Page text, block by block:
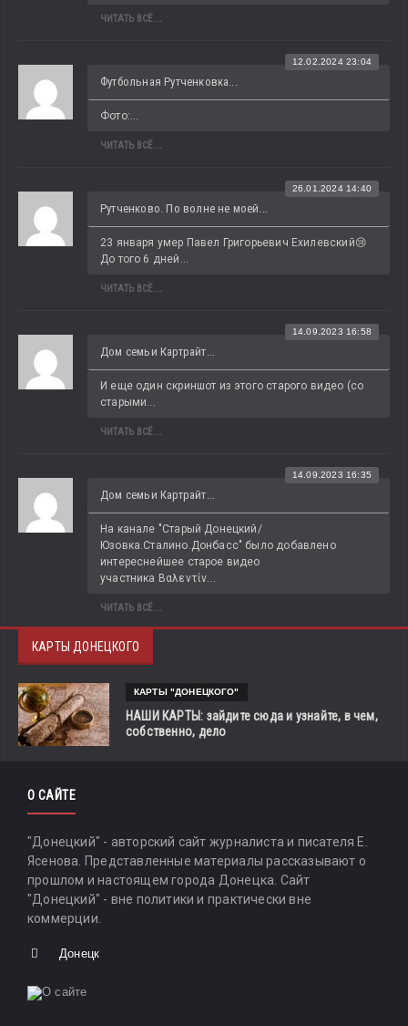
ЧИТАТЬ ВСЁ...
Футбольная Рутченковка...
12.02.2024 23:04
Фото:...
ЧИТАТЬ ВСЁ...
Рутченково. По волне не моей...
26.01.2024 14:40
23 января умер Павел Григорьевич Ехилевский😢
До того 6 дней...
ЧИТАТЬ ВСЁ...
Дом семьи Картрайт...
14.09.2023 16:58
И еще один скриншот из этого старого видео (со
старыми...
ЧИТАТЬ ВСЁ...
Дом семьи Картрайт...
14.09.2023 16:35
На канале "Старый Донецкий/
Юзовка.Сталино.Донбасс" было добавлено
интереснейшее старое видео
участника Βαλεντίν...
ЧИТАТЬ ВСЁ...
КАРТЫ ДОНЕЦКОГО
КАРТЫ "ДОНЕЦКОГО"
НАШИ КАРТЫ: зайдите сюда и узнайте, в чем,
собственно, дело
О САЙТЕ
"Донецкий" - авторский сайт журналиста и писателя Е.
Ясенова. Представленные материалы рассказывают о
прошлом и настоящем города Донецка. Сайт
"Донецкий" - вне политики и практически вне
коммерции.
Донецк